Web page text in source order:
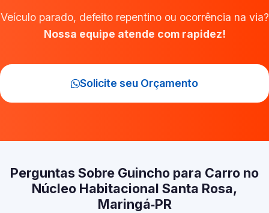
Veículo parado, defeito repentino ou ocorrência na via?
Nossa equipe atende com rapidez!
Solicite seu Orçamento
Perguntas Sobre Guincho para Carro no
Núcleo Habitacional Santa Rosa,
Maringá‑PR